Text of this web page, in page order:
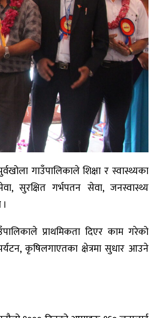
गाउँपालिकाले शिक्षा र स्वास्थ्यका
सुरक्षित गर्भपतन सेवा, जनस्वास्थ्य
प्राथमिकता दिएर काम गरेको
कृषिलगाएतका क्षेत्रमा सुधार आउने